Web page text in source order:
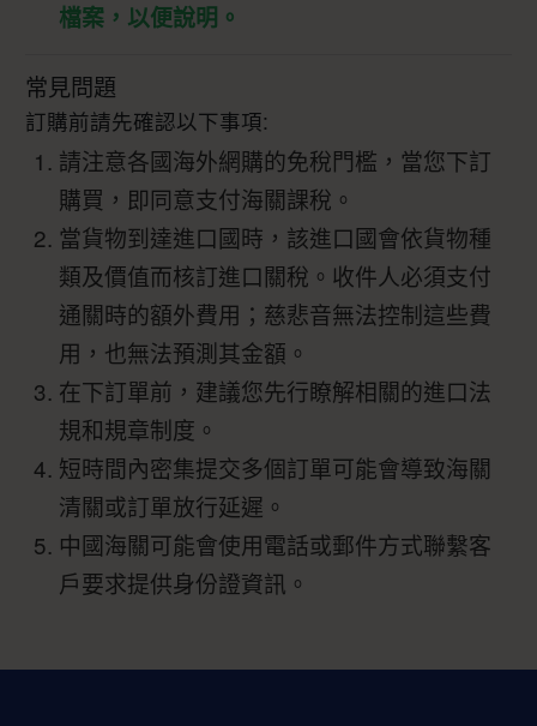
檔案，以便說明。
常見問題
訂購前請先確認以下事項:
請注意各國海外網購的免稅門檻，當您下訂
購買，即同意支付海關課稅。
當貨物到達進口國時，該進口國會依貨物種
類及價值而核訂進口關稅。收件人必須支付
通關時的額外費用；慈悲音無法控制這些費
用，也無法預測其金額。
在下訂單前，建議您先行瞭解相關的進口法
規和規章制度。
短時間內密集提交多個訂單可能會導致海關
清關或訂單放行延遲。
中國海關可能會使用電話或郵件方式聯繫客
戶要求提供身份證資訊。